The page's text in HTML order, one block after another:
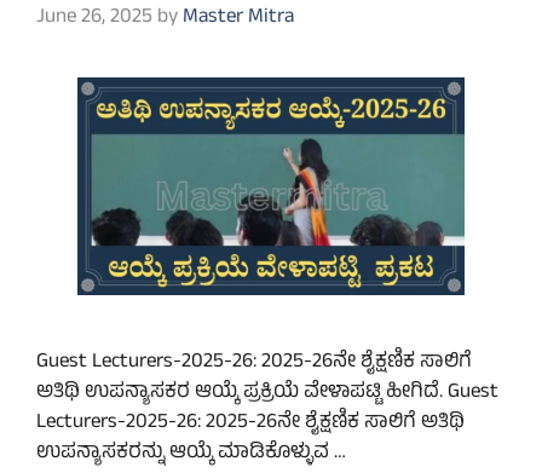
June 26, 2025 byMaster Mitra
Guest Lecturers-2025-26: 2025-26ನೇ ಶೈಕ್ಷಣಿಕ ಸಾಲಿಗೆ
ಅತಿಥಿ ಉಪನ್ಯಾಸಕರ ಆಯ್ಕೆ ಪ್ರಕ್ರಿಯೆ ವೇಳಾಪಟ್ಟಿ ಹೀಗಿದೆ. Guest
Lecturers-2025-26: 2025-26ನೇ ಶೈಕ್ಷಣಿಕ ಸಾಲಿಗೆ ಅತಿಥಿ
ಉಪನ್ಯಾಸಕರನ್ನು ಆಯ್ಕೆ ಮಾಡಿಕೊಳ್ಳುವ …